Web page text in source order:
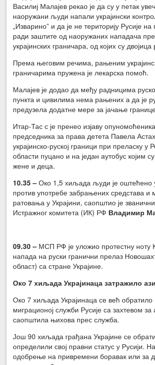
Василиј Малајев рекао је да су у петак
наоружани људи напали украјински
„Изварино” и да је не територију Русије на
ради заштите од наоружаних нападача
украјинских граничара, од којих су
Према његовим речима, рањеним
граничарима пружена је лекарска помоћ.
Малајев је додао да међу радницима
пункта и цивилима нема рањених а да је
предузела додатне мере за јачање
Итар-Тас с је пренео изјаву
председника за права детета Павела
украјинско-руској граници при преласку у
области пуцано и на један аутобус којим
жене и деца.
10.35 –Око 1,5 хиљада људи је оштећено
против употребе забрањених средстава и
ратовања у Украјини, саопштио је
Истражног комитета (ИК) РФ Владимир
09.30 – МСП РФ је уложио протестну ноту
напада на руски гранични прелаз
област) са стране Украјине.
Око 7 хиљада Украјинаца затражило
Око 7 хиљада Украјинаца се већ обратило
миграционој служби Русије са захтевом за
саопштила њихова прес служба.
Још 90 хиљада грађана Украјине се
определили свој правни статус у Русији.
одобрење на привремени боравак или за